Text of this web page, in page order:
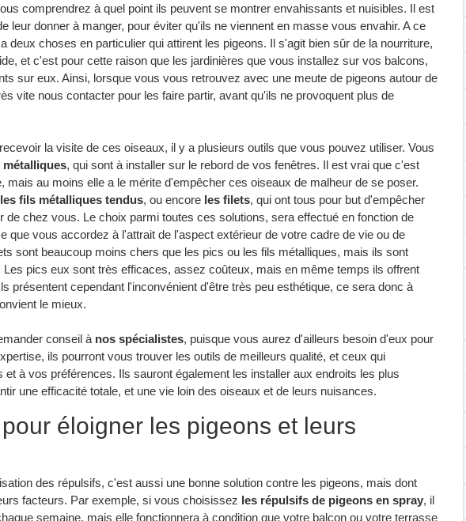
comprendrez à quel point ils peuvent se montrer envahissants et nuisibles. Il est
leur donner à manger, pour éviter qu'ils ne viennent en masse vous envahir. A ce
deux choses en particulier qui attirent les pigeons. Il s'agit bien sûr de la nourriture,
et c'est pour cette raison que les jardinières que vous installez sur vos balcons,
sur eux. Ainsi, lorsque vous vous retrouvez avec une meute de pigeons autour de
vite nous contacter pour les faire partir, avant qu'ils ne provoquent plus de
la visite de ces oiseaux, il y a plusieurs outils que vous pouvez utiliser. Vous
métalliques, qui sont à installer sur le rebord de vos fenêtres. Il est vrai que c'est
mais au moins elle a le mérite d'empêcher ces oiseaux de malheur de se poser.
les fils métalliques tendus, ou encore les filets, qui ont tous pour but d'empêcher
de chez vous. Le choix parmi toutes ces solutions, sera effectué en fonction de
que vous accordez à l'attrait de l'aspect extérieur de votre cadre de vie ou de
sont beaucoup moins chers que les pics ou les fils métalliques, mais ils sont
Les pics eux sont très efficaces, assez coûteux, mais en même temps ils offrent
présentent cependant l'inconvénient d'être très peu esthétique, ce sera donc à
le mieux.
conseil à nos spécialistes, puisque vous aurez d'ailleurs besoin d'eux pour
ils pourront vous trouver les outils de meilleurs qualité, et ceux qui
et à vos préférences. Ils sauront également les installer aux endroits les plus
une efficacité totale, et une vie loin des oiseaux et de leurs nuisances.
éloigner les pigeons et leurs
des répulsifs, c'est aussi une bonne solution contre les pigeons, mais dont
facteurs. Par exemple, si vous choisissez les répulsifs de pigeons en spray, il
semaine, mais elle fonctionnera à condition que votre balcon ou votre terrasse